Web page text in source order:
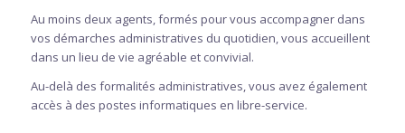
Au moins deux agents, formés pour vous accompagner dans
vos démarches administratives du quotidien, vous accueillent
dans un lieu de vie agréable et convivial.
Au-delà des formalités administratives, vous avez également
accès à des postes informatiques en libre-service.